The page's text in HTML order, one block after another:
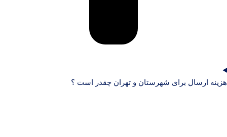
هزینه ارسال برای شهرستان و تهران چقدر است ؟